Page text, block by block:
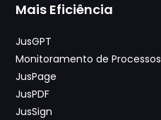
Mais Eficiência
JusGPT
Monitoramento de Processos
JusPage
JusPDF
JusSign